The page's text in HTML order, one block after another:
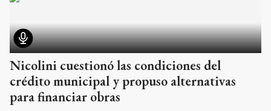
Nicolini cuestionó las condiciones del
crédito municipal y propuso alternativas
para financiar obras